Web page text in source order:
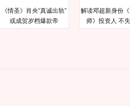
《情圣》肖央“真诚出轨”
或成贺岁档爆款帝
解读邓超新身份
师》投资人 不